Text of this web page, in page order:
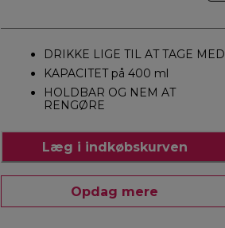
DRIKKE LIGE TIL AT TAGE MED
KAPACITET på 400 ml
HOLDBAR OG NEM AT
RENGØRE
Læg i indkøbskurven
Opdag mere